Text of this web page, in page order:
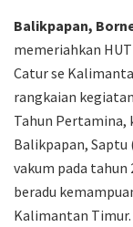
Balikpapan,
memeriahkan
Catur se
rangkaian
Tahun Pertamina,
Balikpapan, Saptu
vakum pada
beradu
Kalimantan Timur.